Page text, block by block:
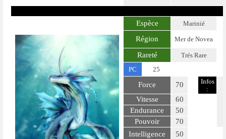
Espèce Marinié
Région Mer de Novea
Rareté
Trés Rare
PC
25
Force 70
Infos
:
Vitesse
60
Endurance
50
Pouvoir
70
Intelligence
50